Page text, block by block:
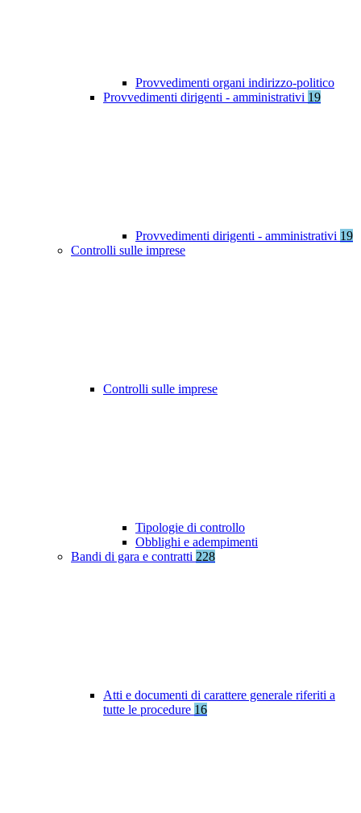
Provvedimenti organi indirizzo-politico
Provvedimenti dirigenti - amministrativi 19
Provvedimenti dirigenti - amministrativi 19
Controlli sulle imprese
Controlli sulle imprese
Tipologie di controllo
Obblighi e adempimenti
Bandi di gara e contratti 228
Atti e documenti di carattere generale riferiti a
tutte le procedure 16